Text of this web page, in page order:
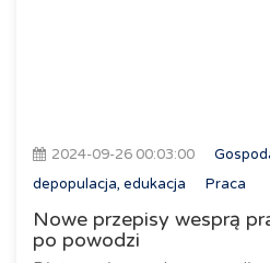
2024-09-26 00:03:00
depopulacja, edukacja
Praca
Nowe przepisy wesprą
po powodzi